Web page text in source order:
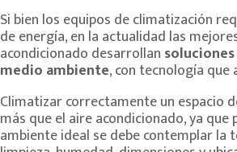
Si bien los equipos de climatización
de energía, en la actualidad las
acondicionado desarrollan
medio ambiente, con tecnología
Climatizar correctamente un espacio
más que el aire acondicionado, ya que
ambiente ideal se debe contemplar la